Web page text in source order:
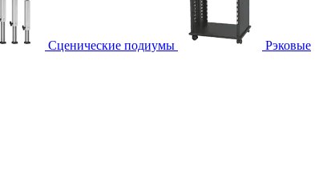
Сценические подиумы Рэковые